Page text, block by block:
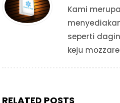
Kami
seperti
keju
RELATED POSTS